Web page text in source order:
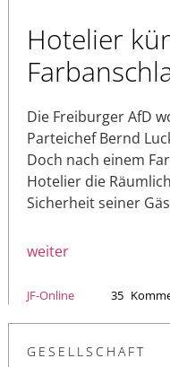
Hotelier
Die Freiburger AfD
Parteichef Bernd
Doch nach einem
Hotelier die
Sicherheit seiner
weiter
JF-Online 35
GESELLSCHAFT